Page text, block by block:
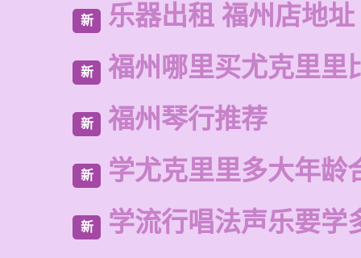
新 乐器出租 福州店地址
新 福州哪里买尤克里里
新 福州琴行推荐
新 学尤克里里多大年龄
新 学流行唱法声乐要学